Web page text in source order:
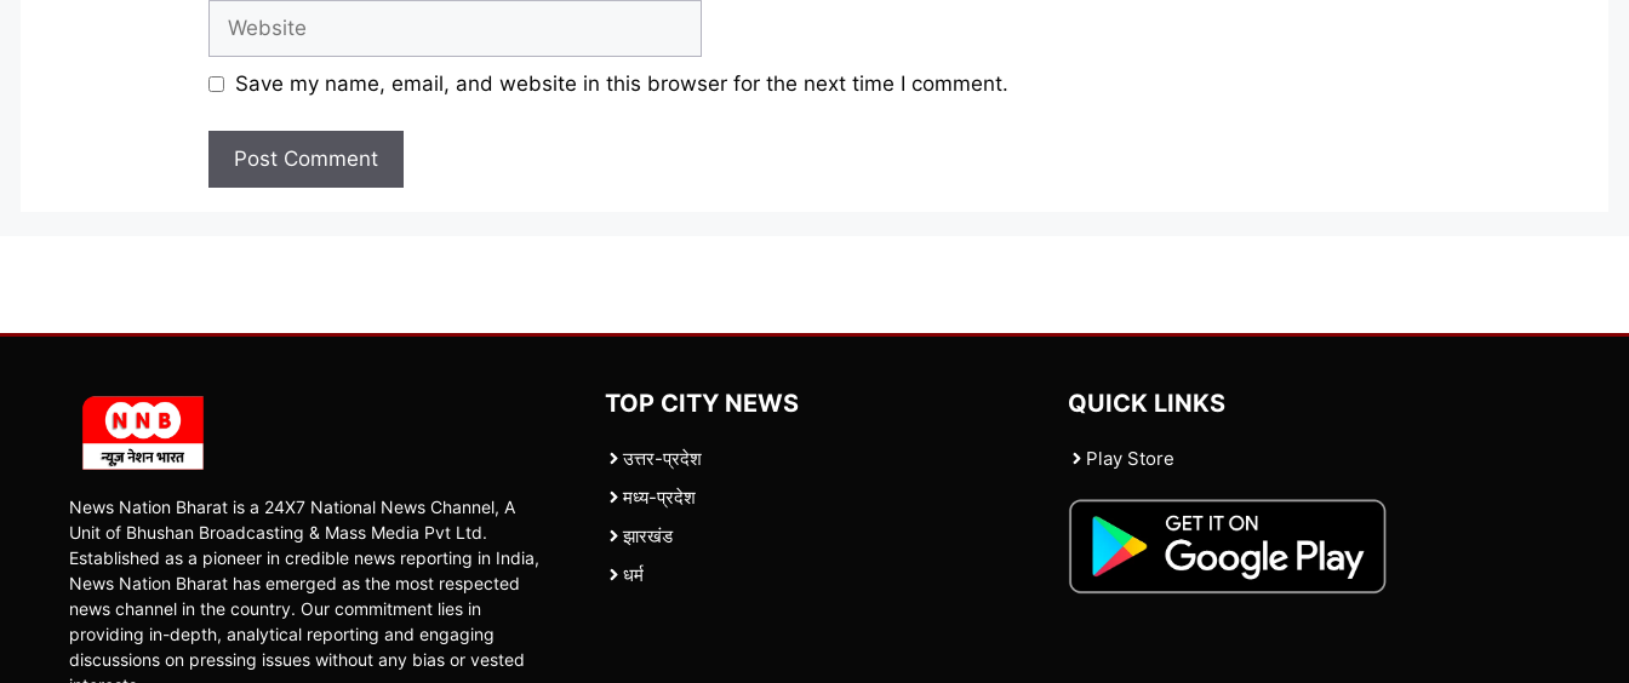
Website
Save my name, email, and website in this browser for the next time I comment.
News Nation Bharat is a 24X7 National News Channel, A
Unit of Bhushan Broadcasting & Mass Media Pvt Ltd.
Established as a pioneer in credible news reporting in India,
News Nation Bharat has emerged as the most respected
news channel in the country. Our commitment lies in
providing in-depth, analytical reporting and engaging
discussions on pressing issues without any bias or vested
TOP CITY NEWS
उत्तर-प्रदेश
मध्य-प्रदेश
झारखंड
धर्म
QUICK LINKS
Play Store